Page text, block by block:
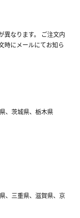
異なります。 ご注文内
時にメールにてお知ら
、茨城県、栃木県
、三重県、滋賀県、京